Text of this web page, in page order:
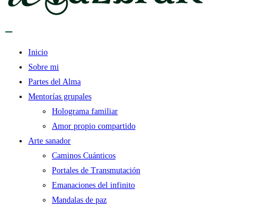
Inicio
Sobre mi
Partes del Alma
Mentorías grupales
Holograma familiar
Amor propio compartido
Arte sanador
Caminos Cuánticos
Portales de Transmutación
Emanaciones del infinito
Mandalas de paz